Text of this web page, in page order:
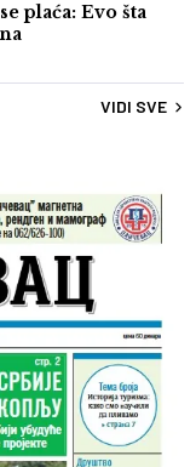
plaća: Evo šta
VIDI SVE